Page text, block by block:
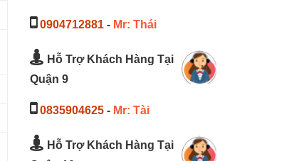
0904712881- Mr: Thái
Hỗ Trợ Khách Hàng Tại
Quận 9
0835904625- Mr: Tài
Hỗ Trợ Khách Hàng Tại